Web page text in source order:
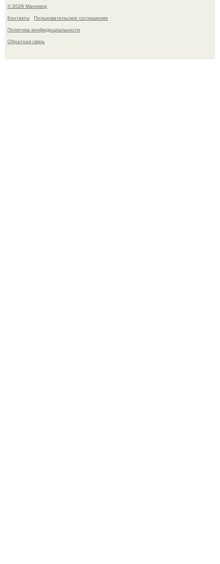
© 2026 Маникюр
Контакты
Пользовательское соглашение
Политика конфидециальности
Обратная связь